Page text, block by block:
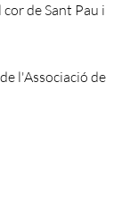
de Sant Pau i
l'Associació de